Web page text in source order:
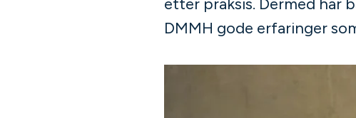
etter praksis. Dermed har
DMMH gode erfaringer